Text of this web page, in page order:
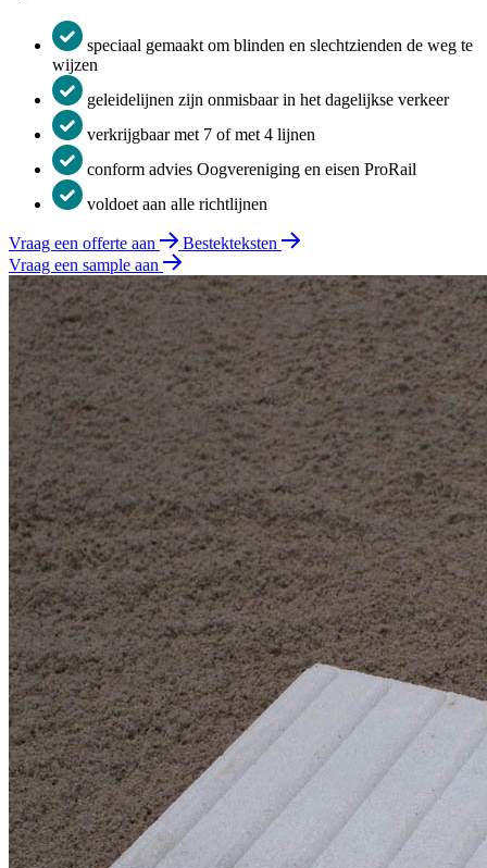
speciaal gemaakt om blinden en slechtzienden de weg te
wijzen
geleidelijnen zijn onmisbaar in het dagelijkse verkeer
verkrijgbaar met 7 of met 4 lijnen
conform advies Oogvereniging en eisen ProRail
voldoet aan alle richtlijnen
Vraag een offerte aan
Bestekteksten
Vraag een sample aan